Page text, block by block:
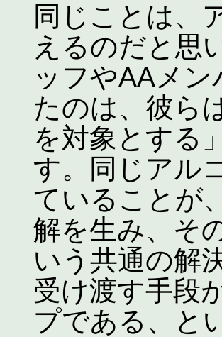
同じことは、
えるのだと思
ッフやAAメ
たのは、彼ら
を対象とする
す。同じアル
ていることが
解を生み、そ
いう共通の解
受け渡す手段
プである、と